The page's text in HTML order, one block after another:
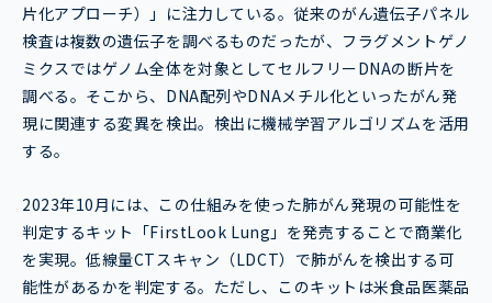
片化アプローチ）」に注力している。従来のがん遺伝子パネル
検査は複数の遺伝子を調べるものだったが、フラグメントゲノ
ミクスではゲノム全体を対象としてセルフリーDNAの断片を
調べる。そこから、DNA配列やDNAメチル化といったがん発
現に関連する変異を検出。検出に機械学習アルゴリズムを活用
する。
2023年10月には、この仕組みを使った肺がん発現の可能性を
判定するキット「FirstLook Lung」を発売することで商業化
を実現。低線量CTスキャン（LDCT）で肺がんを検出する可
能性があるかを判定する。ただし、このキットは米食品医薬品